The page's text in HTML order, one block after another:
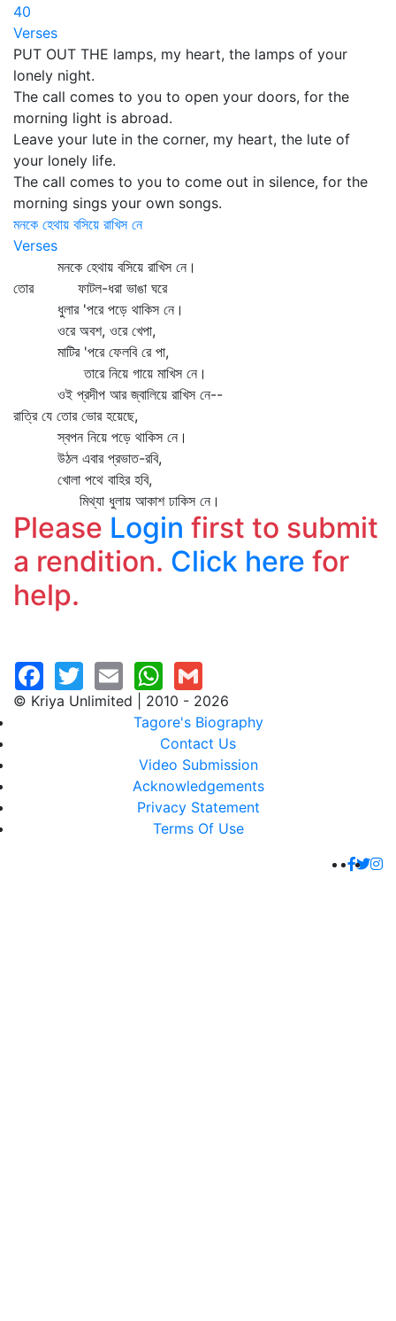
40
Verses
PUT OUT THE lamps, my heart, the lamps of your
lonely night.
The call comes to you to open your doors, for the
morning light is abroad.
Leave your lute in the corner, my heart, the lute of
your lonely life.
The call comes to you to come out in silence, for the
morning sings your own songs.
মনকে হেথায় বসিয়ে রাখিস নে
Verses
মনকে হেথায় বসিয়ে রাখিস নে।
তোর ফাটল-ধরা ভাঙা ঘরে
ধুলার 'পরে পড়ে থাকিস নে।
ওরে অবশ, ওরে খেপা,
মাটির 'পরে ফেলবি রে পা,
তারে নিয়ে গায়ে মাখিস নে।
ওই প্রদীপ আর জ্বালিয়ে রাখিস নে--
রাত্রি যে তোর ভোর হয়েছে,
স্বপন নিয়ে পড়ে থাকিস নে।
উঠল এবার প্রভাত-রবি,
খোলা পথে বাহির হবি,
মিথ্যা ধুলায় আকাশ ঢাকিস নে।
Please Login first to submit
a rendition. Click here for
help.
© Kriya Unlimited | 2010 - 2026
Tagore's Biography
Contact Us
Video Submission
Acknowledgements
Privacy Statement
Terms Of Use